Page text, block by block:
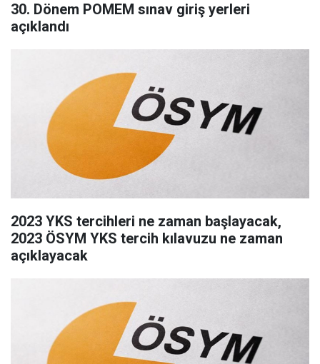
30. Dönem POMEM sınav giriş yerleri
açıklandı
2023 YKS tercihleri ne zaman başlayacak,
2023 ÖSYM YKS tercih kılavuzu ne zaman
açıklayacak